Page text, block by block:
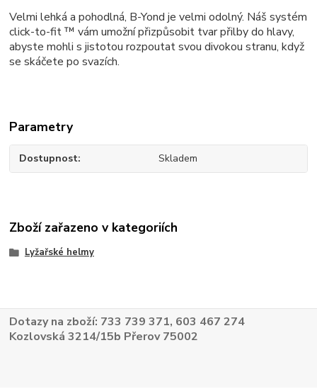
Velmi lehká a pohodlná, B-Yond je velmi odolný. Náš systém
click-to-fit ™ vám umožní přizpůsobit tvar přilby do hlavy,
abyste mohli s jistotou rozpoutat svou divokou stranu, když
se skáčete po svazích.
Parametry
Dostupnost Skladem
Zboží zařazeno v kategoriích
Lyžařské helmy
Dotazy na zboží: 733 739 371, 603 467 274
Kozlovská 3214/15b Přerov 75002